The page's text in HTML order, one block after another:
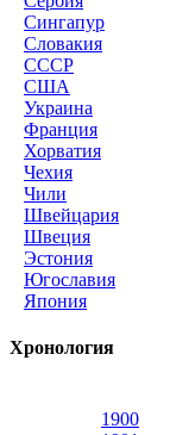
Сингапур
Словакия
СССР
США
Украина
Франция
Хорватия
Чехия
Чили
Швейцария
Швеция
Эстония
Югославия
Япония
Хронология
1900